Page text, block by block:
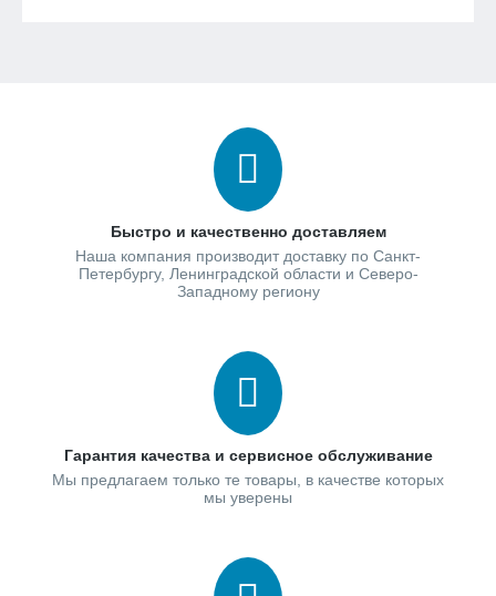
Быстро и качественно доставляем
Наша компания производит доставку по Санкт-
Петербургу, Ленинградской области и Северо-
Западному региону
Гарантия качества и сервисное обслуживание
Мы предлагаем только те товары, в качестве которых
мы уверены